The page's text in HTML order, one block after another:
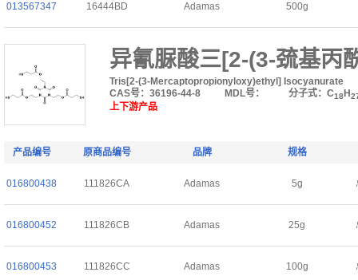
013567347 16444BD Adamas 500g
异氰脲酸三[2-(3-巯基丙
Tris[2-(3-Mercaptopropionyloxy)ethyl] Isocyanurate
CAS号：36196-44-8
MDL号： 分子式：C18 H
上下游产品
产品编号 原商品编号 品牌 规格
016800438 111826CA Adamas 5g
016800452 111826CB Adamas 25g
016800453 111826CC Adamas 100g